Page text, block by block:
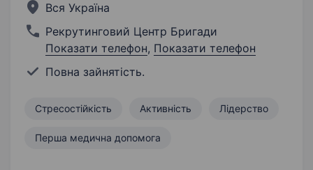
Вся Україна
Рекрутинговий Центр Бригади
Показати телефон, Показати телефон
Повна зайнятість.
Стресостійкість Активність Лідерство
Перша медична допомога